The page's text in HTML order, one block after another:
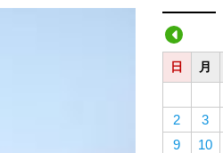
日 月
2
3
9
10